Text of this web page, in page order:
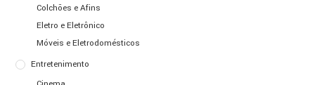
Colchões e Afins
Eletro e Eletrônico
Móveis e Eletrodomésticos
Entretenimento